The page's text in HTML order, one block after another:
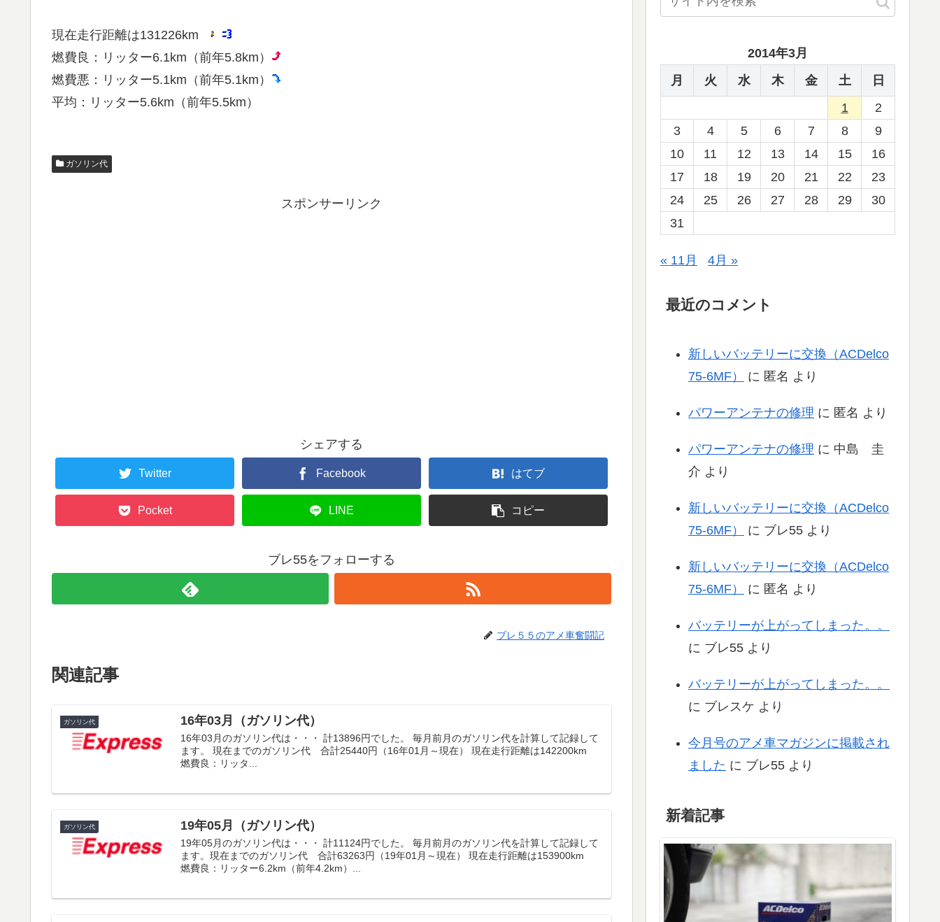
現在走行距離は131226km
燃費良：リッター6.1km（前年5.8km）
燃費悪：リッター5.1km（前年5.1km）
平均：リッター5.6km（前年5.5km）
ガソリン代
スポンサーリンク
シェアする
Twitter Facebook はてブ
Pocket LINE コピー
ブレ55をフォローする
ブレ５５のアメ車奮闘記
関連記事
ガソリン代 16年03月（ガソリン代）
16年03月のガソリン代は・・・ 計13896円でした。 毎月前月のガソリン代を計算して記録して
ます。 現在までのガソリン代 合計25440円（16年01月～現在） 現在走行距離は142200km
燃費良：リッタ...
ガソリン代 19年05月（ガソリン代）
19年05月のガソリン代は・・・ 計11124円でした。 毎月前月のガソリン代を計算して記録して
ます。現在までのガソリン代 合計63263円（19年01月～現在） 現在走行距離は153900km
燃費良：リッター6.2km（前年4.2km）...
2014年3月
月
火 水 木 金 土
日
1
2
3
4 5 6 7 8
9
10
11 12 13 14 15
16
17
18 19 20 21 22
23
24
25 26 27 28 29
30
31
« 11月 4月 »
最近のコメント
新しいバッテリーに交換（ACDelco
75-6MF）
に 匿名 より
パワーアンテナの修理 に 匿名 より
パワーアンテナの修理 に 中島 圭
介 より
新しいバッテリーに交換（ACDelco
75-6MF）
に ブレ55 より
新しいバッテリーに交換（ACDelco
75-6MF）
に 匿名 より
バッテリーが上がってしまった。。
に ブレ55 より
バッテリーが上がってしまった。。
に ブレスケ より
今月号のアメ車マガジンに掲載され
ました に ブレ55 より
新着記事